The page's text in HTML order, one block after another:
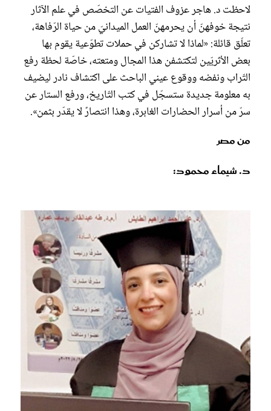
لاحظت د. هاجر عزوف الفتيات عن التخصّص في علم الآثار
نتيجة خوفهنّ أن يحرمهنّ العمل الميدانيّ من حياة الرّفاهة،
تعلّق قائلة: «لماذا لا تشاركن في حملات تطوّعية يقوم بها
بعض الأثريّين لتكتشفن هذا المجال ومتعته، خاصّة لحظة رفع
التّراب ونفضه ووقوع عيني الباحث على اكتشاف نادر ليضيف
به معلومة جديدة ستسجّل في كتب التّاريخ، ورفع الستار عن
سرّ من أسرار الحضارات الغابرة، وهذا انتصارٌ لا يقدّر بثمن».
من مصر
د. شيماء محمود: